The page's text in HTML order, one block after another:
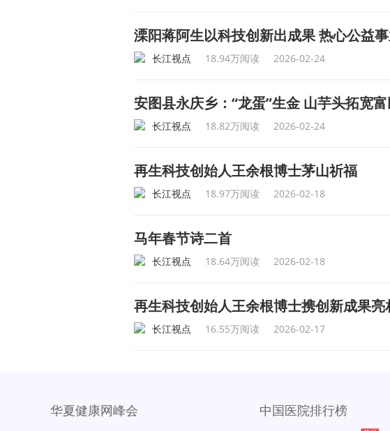
溧阳蒋阿生以科技创新出成果 热心公益
长江视点 18.94万阅读 2026-02-24
安图县永庆乡：“龙蛋”生金 山芋头拓宽
长江视点 18.82万阅读 2026-02-24
再生科技创始人王余根博士茅山祈福
长江视点 18.97万阅读 2026-02-18
马年春节诗二首
长江视点 18.64万阅读 2026-02-18
再生科技创始人王余根博士携创新成果亮
长江视点 16.55万阅读 2026-02-17
华夏健康网峰会 中国医院排行榜